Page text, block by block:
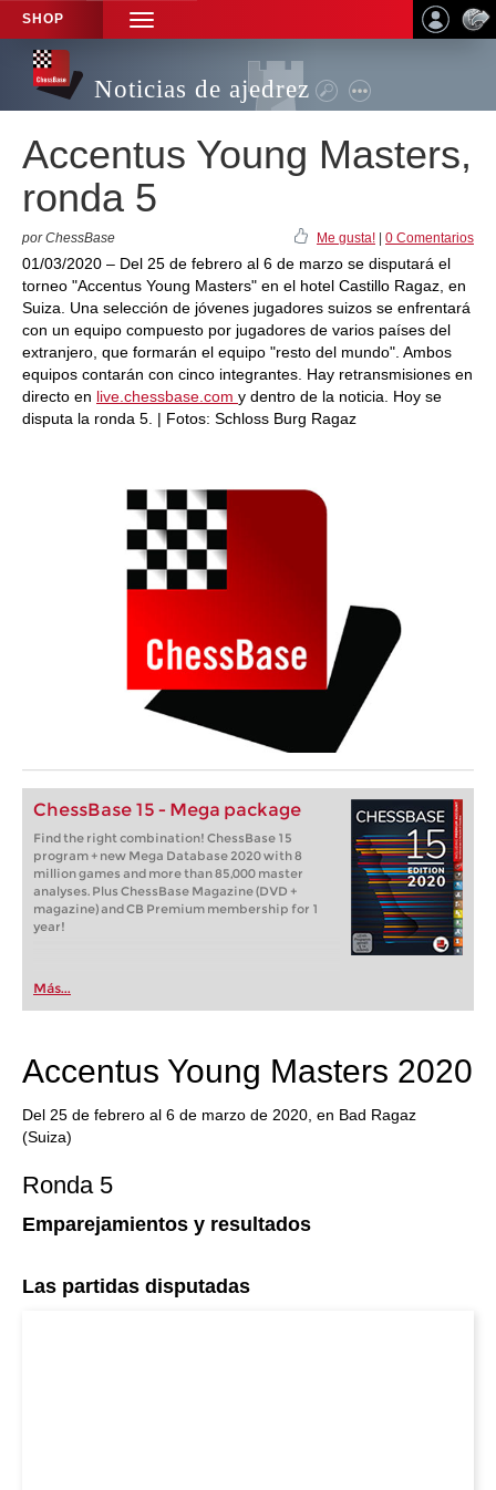
SHOP
TOGGLE
NAVIGATION
Noticias de ajedrez
Accentus Young Masters,
ronda 5
por ChessBase Me gusta! 0 Comentarios
01/03/2020 – Del 25 de febrero al 6 de marzo se disputará el
torneo "Accentus Young Masters" en el hotel Castillo Ragaz, en
Suiza. Una selección de jóvenes jugadores suizos se enfrentará
con un equipo compuesto por jugadores de varios países del
extranjero, que formarán el equipo "resto del mundo". Ambos
equipos contarán con cinco integrantes. Hay retransmisiones en
directo en live.chessbase.com y dentro de la noticia. Hoy se
disputa la ronda 5. | Fotos: Schloss Burg Ragaz
ChessBase 15 - Mega package
Find the right combination! ChessBase 15
program + new Mega Database 2020 with 8
million games and more than 85,000 master
analyses. Plus ChessBase Magazine (DVD +
magazine) and CB Premium membership for 1
year!
Más...
Accentus Young Masters 2020
Del 25 de febrero al 6 de marzo de 2020, en Bad Ragaz
(Suiza)
Ronda 5
Emparejamientos y resultados
Las partidas disputadas